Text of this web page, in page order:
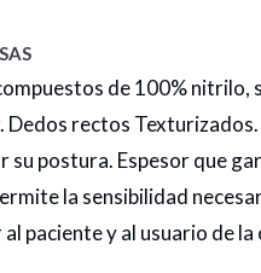
de 100% nitrilo,
Dedos rectos
postura. Espesor que
la sensibilidad
paciente y al usuario de